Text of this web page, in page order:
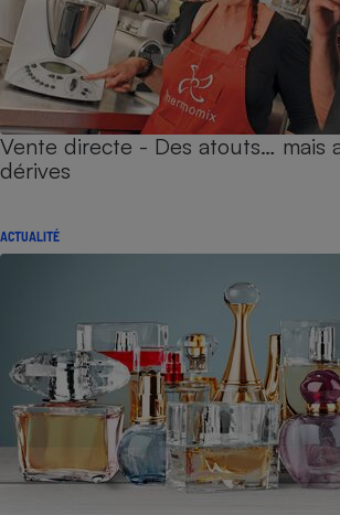
Vente directe - Des atouts… mais
dérives
ACTUALITÉ